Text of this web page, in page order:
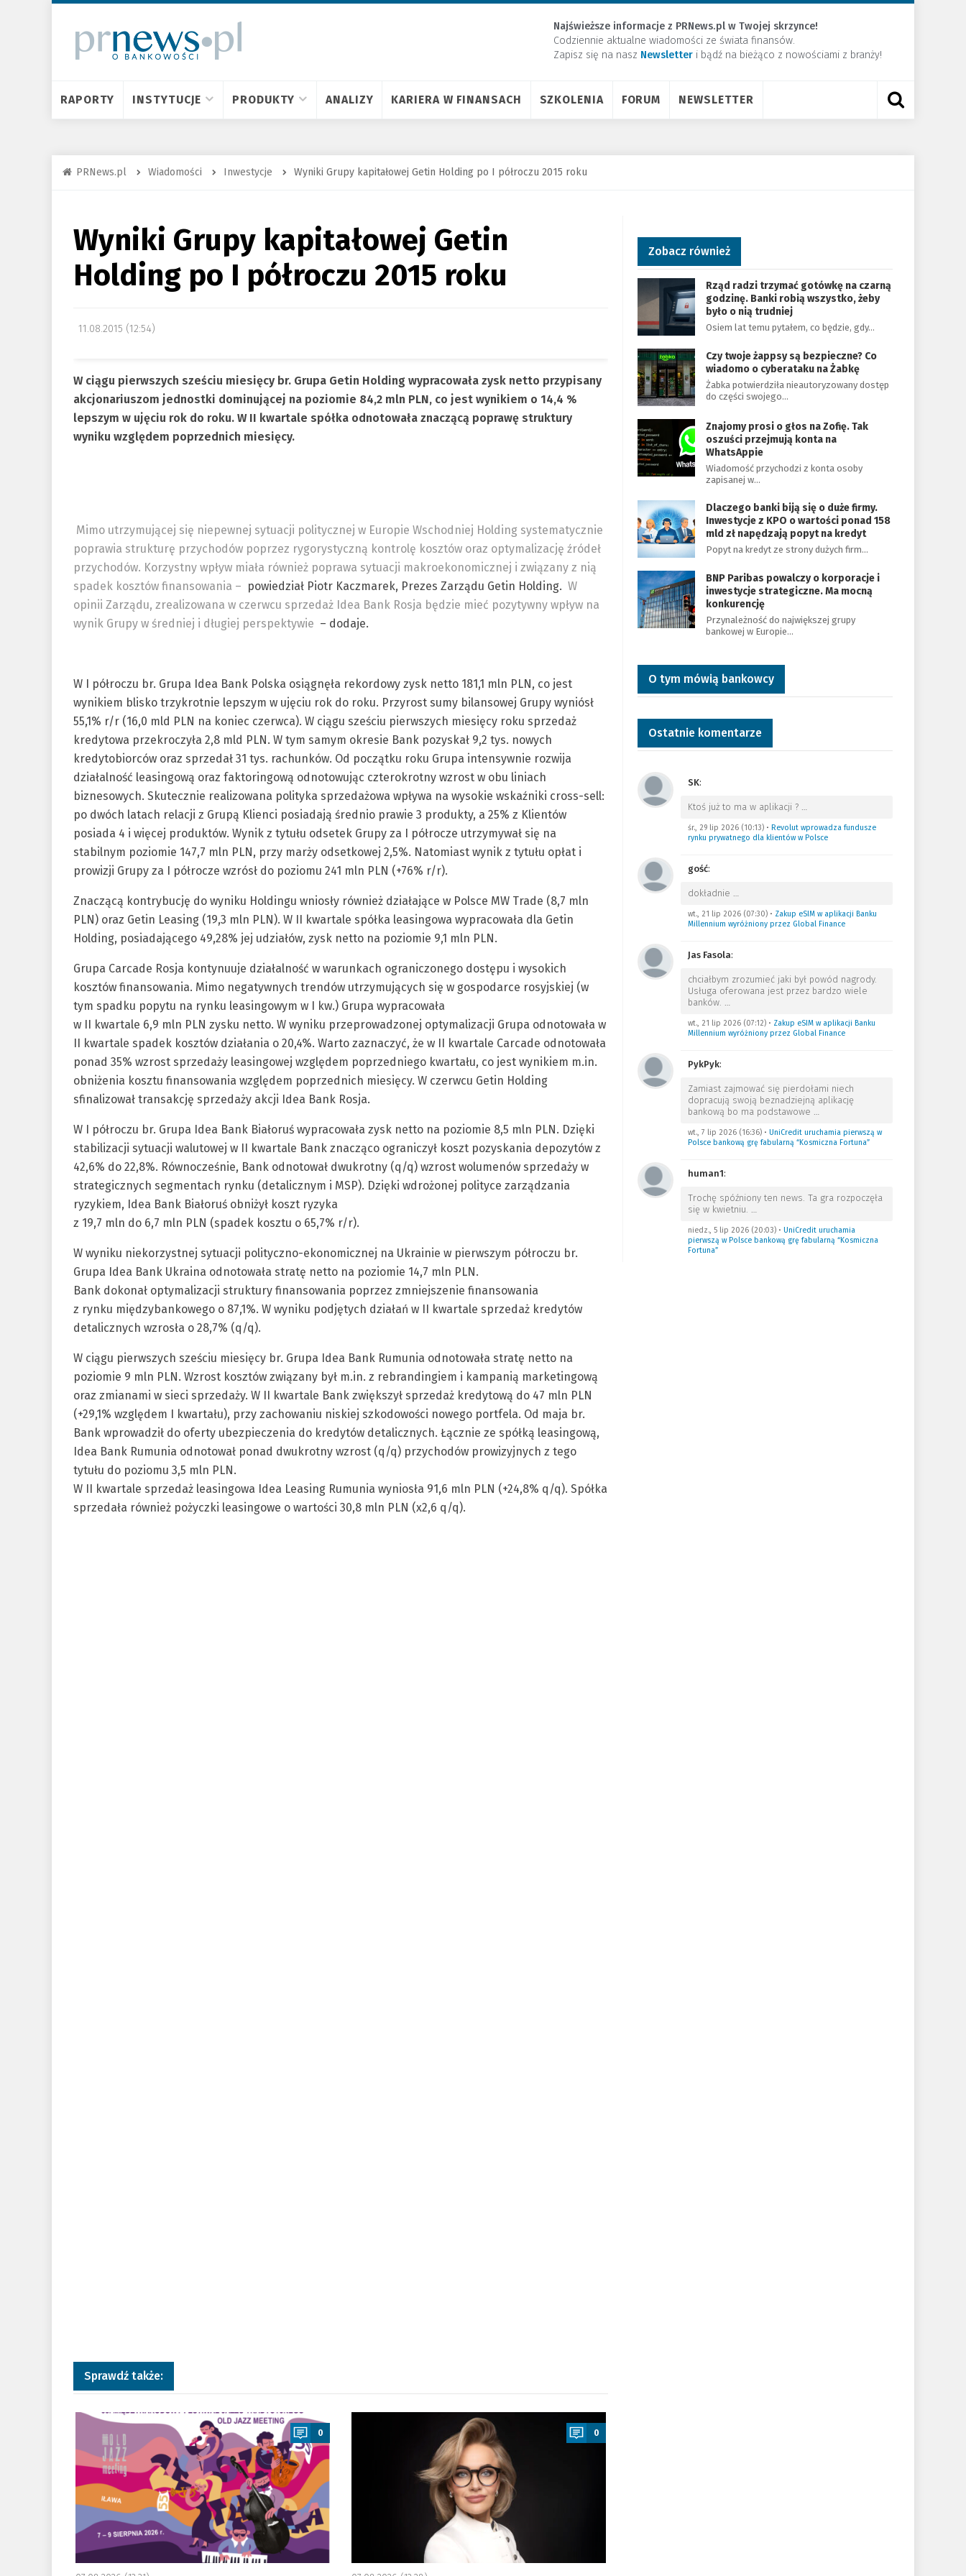
Najświeższe informacje z PRNews.pl w Twojej skrzynce!
Codziennie aktualne wiadomości ze świata finansów.
Zapisz się na nasz Newsletter ​i bądź na bieżąco z nowościami z branży!
RAPORTY INSTYTUCJE PRODUKTY ANALIZY KARIERA W FINANSACH SZKOLENIA FORUM NEWSLETTER
PRNews.pl Wiadomości Inwestycje Wyniki Grupy kapitałowej Getin Holding po I półroczu 2015 roku
Wyniki Grupy kapitałowej Getin
Holding po I półroczu 2015 roku
11.08.2015 (12:54)
W ciągu pierwszych sześciu miesięcy br. Grupa Getin Holding wypracowała zysk netto przypisany
akcjonariuszom jednostki dominującej na poziomie 84,2 mln PLN, co jest wynikiem o 14,4 %
lepszym w ujęciu rok do roku. W II kwartale spółka odnotowała znaczącą poprawę struktury
wyniku względem poprzednich miesięcy.
Mimo utrzymującej się niepewnej sytuacji politycznej w Europie Wschodniej Holding systematycznie
poprawia strukturę przychodów poprzez rygorystyczną kontrolę kosztów oraz optymalizację źródeł
przychodów. Korzystny wpływ miała również poprawa sytuacji makroekonomicznej i związany z nią
spadek kosztów finansowania – powiedział Piotr Kaczmarek, Prezes Zarządu Getin Holding. W
opinii Zarządu, zrealizowana w czerwcu sprzedaż Idea Bank Rosja będzie mieć pozytywny wpływ na
wynik Grupy w średniej i długiej perspektywie – dodaje.
W I półroczu br. Grupa Idea Bank Polska osiągnęła rekordowy zysk netto 181,1 mln PLN, co jest
wynikiem blisko trzykrotnie lepszym w ujęciu rok do roku. Przyrost sumy bilansowej Grupy wyniósł
55,1% r/r (16,0 mld PLN na koniec czerwca). W ciągu sześciu pierwszych miesięcy roku sprzedaż
kredytowa przekroczyła 2,8 mld PLN. W tym samym okresie Bank pozyskał 9,2 tys. nowych
kredytobiorców oraz sprzedał 31 tys. rachunków. Od początku roku Grupa intensywnie rozwija
działalność leasingową oraz faktoringową odnotowując czterokrotny wzrost w obu liniach
biznesowych. Skutecznie realizowana polityka sprzedażowa wpływa na wysokie wskaźniki cross-sell:
po dwóch latach relacji z Grupą Klienci posiadają średnio prawie 3 produkty, a 25% z Klientów
posiada 4 i więcej produktów. Wynik z tytułu odsetek Grupy za I półrocze utrzymywał się na
stabilnym poziomie 147,7 mln PLN, przy marży odsetkowej 2,5%. Natomiast wynik z tytułu opłat i
prowizji Grupy za I półrocze wzrósł do poziomu 241 mln PLN (+76% r/r).
Znaczącą kontrybucję do wyniku Holdingu wniosły również działające w Polsce MW Trade (8,7 mln
PLN) oraz Getin Leasing (19,3 mln PLN). W II kwartale spółka leasingowa wypracowała dla Getin
Holding, posiadającego 49,28% jej udziałów, zysk netto na poziomie 9,1 mln PLN.
Grupa Carcade Rosja kontynuuje działalność w warunkach ograniczonego dostępu i wysokich
kosztów finansowania. Mimo negatywnych trendów utrzymujących się w gospodarce rosyjskiej (w
tym spadku popytu na rynku leasingowym w I kw.) Grupa wypracowała
w II kwartale 6,9 mln PLN zysku netto. W wyniku przeprowadzonej optymalizacji Grupa odnotowała w
II kwartale spadek kosztów działania o 20,4%. Warto zaznaczyć, że w II kwartale Carcade odnotowała
ponad 35% wzrost sprzedaży leasingowej względem poprzedniego kwartału, co jest wynikiem m.in.
obniżenia kosztu finansowania względem poprzednich miesięcy. W czerwcu Getin Holding
sfinalizował transakcję sprzedaży akcji Idea Bank Rosja.
W I półroczu br. Grupa Idea Bank Białoruś wypracowała zysk netto na poziomie 8,5 mln PLN. Dzięki
stabilizacji sytuacji walutowej w II kwartale Bank znacząco ograniczył koszt pozyskania depozytów z
42,6% do 22,8%. Równocześnie, Bank odnotował dwukrotny (q/q) wzrost wolumenów sprzedaży w
strategicznych segmentach rynku (detalicznym i MSP). Dzięki wdrożonej polityce zarządzania
ryzykiem, Idea Bank Białoruś obniżył koszt ryzyka
z 19,7 mln do 6,7 mln PLN (spadek kosztu o 65,7% r/r).
W wyniku niekorzystnej sytuacji polityczno-ekonomicznej na Ukrainie w pierwszym półroczu br.
Grupa Idea Bank Ukraina odnotowała stratę netto na poziomie 14,7 mln PLN.
Bank dokonał optymalizacji struktury finansowania poprzez zmniejszenie finansowania
z rynku międzybankowego o 87,1%. W wyniku podjętych działań w II kwartale sprzedaż kredytów
detalicznych wzrosła o 28,7% (q/q).
W ciągu pierwszych sześciu miesięcy br. Grupa Idea Bank Rumunia odnotowała stratę netto na
poziomie 9 mln PLN. Wzrost kosztów związany był m.in. z rebrandingiem i kampanią marketingową
oraz zmianami w sieci sprzedaży. W II kwartale Bank zwiększył sprzedaż kredytową do 47 mln PLN
(+29,1% względem I kwartału), przy zachowaniu niskiej szkodowości nowego portfela. Od maja br.
Bank wprowadził do oferty ubezpieczenia do kredytów detalicznych. Łącznie ze spółką leasingową,
Idea Bank Rumunia odnotował ponad dwukrotny wzrost (q/q) przychodów prowizyjnych z tego
tytułu do poziomu 3,5 mln PLN.
W II kwartale sprzedaż leasingowa Idea Leasing Rumunia wyniosła 91,6 mln PLN (+24,8% q/q). Spółka
sprzedała również pożyczki leasingowe o wartości 30,8 mln PLN (x2,6 q/q).
Sprawdź także:
a
0
a
0
Zobacz również
Rząd radzi trzymać gotówkę na czarną
godzinę. Banki robią wszystko, żeby
było o nią trudniej
Osiem lat temu pytałem, co będzie, gdy…
Czy twoje żappsy są bezpieczne? Co
wiadomo o cyberataku na Żabkę
Żabka potwierdziła nieautoryzowany dostęp
do części swojego…
Znajomy prosi o głos na Zofię. Tak
oszuści przejmują konta na
WhatsAppie
Wiadomość przychodzi z konta osoby
zapisanej w…
Dlaczego banki biją się o duże firmy.
Inwestycje z KPO o wartości ponad 158
mld zł napędzają popyt na kredyt
Popyt na kredyt ze strony dużych firm…
BNP Paribas powalczy o korporacje i
inwestycje strategiczne. Ma mocną
konkurencję
Przynależność do największej grupy
bankowej w Europie…
O tym mówią bankowcy
Ostatnie komentarze
SK:
Ktoś już to ma w aplikacji ? …
śr., 29 lip 2026 (10:13)• Revolut wprowadza fundusze
rynku prywatnego dla klientów w Polsce
gość:
dokładnie …
wt., 21 lip 2026 (07:30)• Zakup eSIM w aplikacji Banku
Millennium wyróżniony przez Global Finance
Jas Fasola:
chciałbym zrozumieć jaki był powód nagrody.
Usługa oferowana jest przez bardzo wiele
banków. …
wt., 21 lip 2026 (07:12)• Zakup eSIM w aplikacji Banku
Millennium wyróżniony przez Global Finance
PykPyk:
Zamiast zajmować się pierdołami niech
dopracują swoją beznadziejną aplikację
bankową bo ma podstawowe …
wt., 7 lip 2026 (16:36)• UniCredit uruchamia pierwszą w
Polsce bankową grę fabularną “Kosmiczna Fortuna”
human1:
Trochę spóźniony ten news. Ta gra rozpoczęła
się w kwietniu. …
niedz., 5 lip 2026 (20:03)• UniCredit uruchamia
pierwszą w Polsce bankową grę fabularną “Kosmiczna
Fortuna”